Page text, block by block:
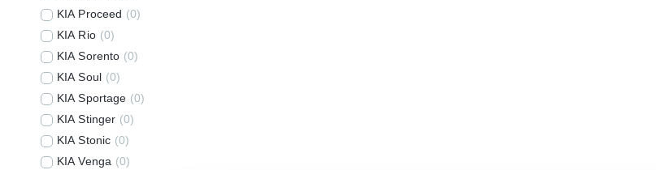
KIA Proceed (0)
KIA Rio (0)
KIA Sorento (0)
KIA Soul (0)
KIA Sportage (0)
KIA Stinger (0)
KIA Stonic (0)
KIA Venga (0)